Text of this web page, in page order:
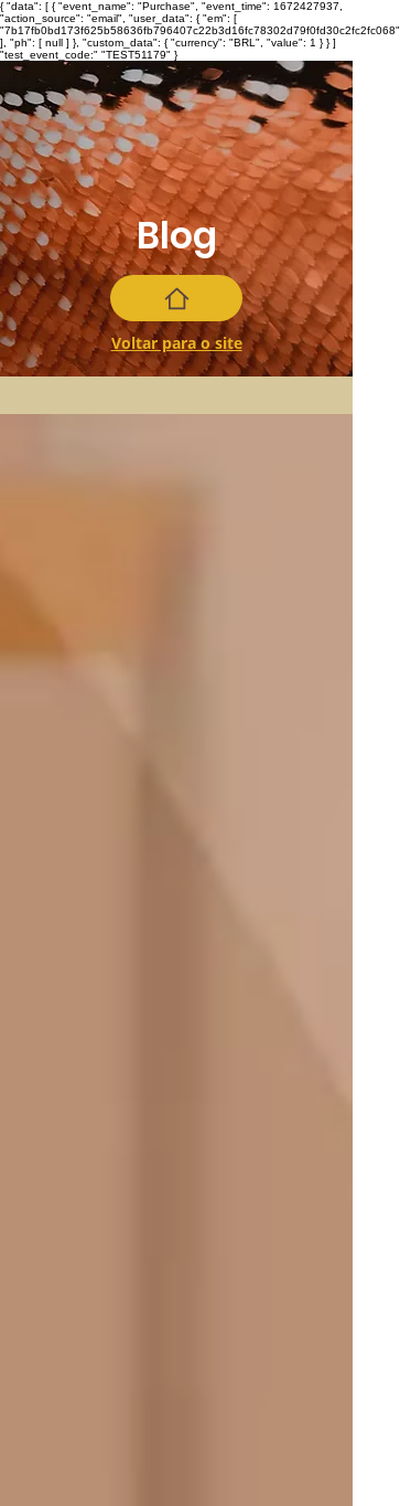
{ "data": [ { "event_name": "Purchase", "event_time": 1672427937,
"action_source": "email", "user_data": { "em": [
"7b17fb0bd173f625b58636fb796407c22b3d16fc78302d79f0fd30c2fc2fc068"
], "ph": [ null ] }, "custom_data": { "currency": "BRL", "value": 1 } } ]
"test_event_code:" "TEST51179" }
Blog
Voltar para o site